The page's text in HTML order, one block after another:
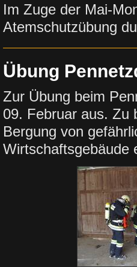
Im Zuge der Mai-
Atemschutzübung
Übung
Zur Übung beim
09. Februar aus. Zu
Bergung von
Wirtschaftsgebäude